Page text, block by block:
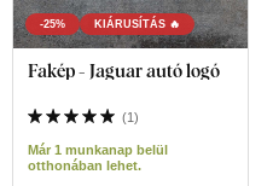
-25% KIÁRUSÍTÁS 🔥
Fakép - Jaguar autó logó
(1)
Már 1 munkanap belül
otthonában lehet.